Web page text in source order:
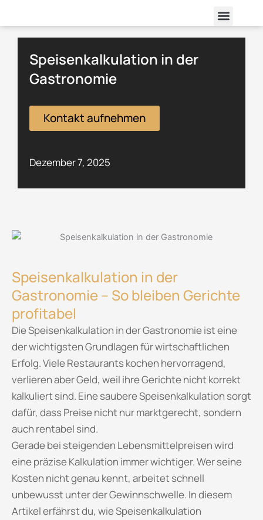
Menü
Speisenkalkulation in der
Gastronomie
Kontakt aufnehmen
Dezember 7, 2025
Speisenkalkulation in der
Gastronomie – So bleiben Gerichte
profitabel
Die Speisenkalkulation in der Gastronomie ist eine
der wichtigsten Grundlagen für wirtschaftlichen
Erfolg. Viele Restaurants kochen hervorragend,
verlieren aber Geld, weil ihre Gerichte nicht korrekt
kalkuliert sind. Eine saubere Speisenkalkulation sorgt
dafür, dass Preise nicht nur marktgerecht, sondern
auch rentabel sind.
Gerade bei steigenden Lebensmittelpreisen wird
eine präzise Kalkulation immer wichtiger. Wer seine
Kosten nicht genau kennt, arbeitet schnell
unbewusst unter der Gewinnschwelle. In diesem
Artikel erfährst du, wie Speisenkalkulation